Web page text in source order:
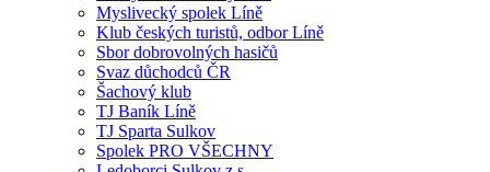
Myslivecký spolek Líně
Klub českých turistů, odbor Líně
Sbor dobrovolných hasičů
Svaz důchodců ČR
Šachový klub
TJ Baník Líně
TJ Sparta Sulkov
Spolek PRO VŠECHNY